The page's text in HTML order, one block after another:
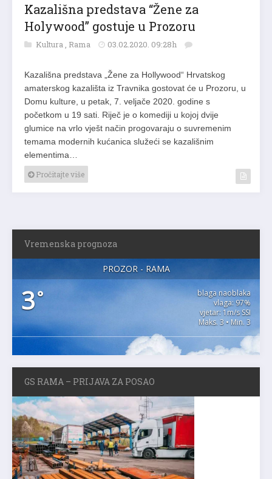
Kazališna predstava “Žene za
Holywood” gostuje u Prozoru
Kultura , Rama 03.02.2020. 09:28h
Kazališna predstava „Žene za Hollywood“ Hrvatskog
amaterskog kazališta iz Travnika gostovat će u Prozoru, u
Domu kulture, u petak, 7. veljače 2020. godine s
početkom u 19 sati. Riječ je o komediji u kojoj dvije
glumice na vrlo vješt način progovaraju o suvremenim
temama modernih kućanica služeći se kazališnim
elementima…
Pročitajte više
Vremenska prognoza
PROZOR - RAMA
3°
blaga naoblaka
vlaga: 97%
vjetar: 1m/s SSI
Maks. 3 • Min. 3
GS RAMA – PRIJAVA ZA POSAO